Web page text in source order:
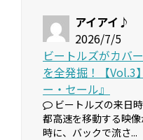
アイアイ♪
2026/7/5
ビートルズがカバ
を全発掘！【Vol.3
ー・セール』
ビートルズの来日
都高速を移動する映
時に、バックで流さ...